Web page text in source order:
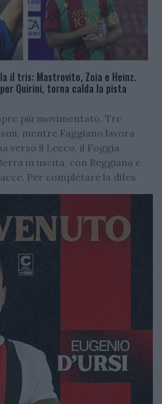
il tris: Mastrovito, Zoia e Heinz.
Quirini, torna calda la pista
più movimentato. Tre
mentre Faggiano lavora
verso il Lecco, il Foggia
in uscita, con Reggiana e
Per completare la difes